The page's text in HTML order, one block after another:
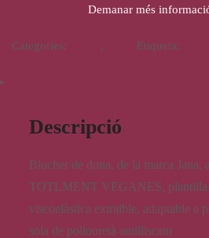
Demanar més
Categories: , Etiqueta:
Descripció
Blucher de dona, de la marca Jana,
TOTLMENT VEGANES, plantilla
viscoelàstica extraible, adaptable a
sola de poliouretà antilliscant